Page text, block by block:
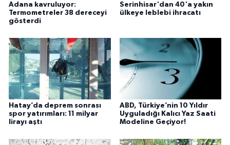
Adana kavruluyor:
Termometreler 38 dereceyi
gösterdi
Serinhisar'dan 40'a yakın
ülkeye leblebi ihracatı
Hatay’da deprem sonrası
spor yatırımları: 11 milyar
lirayı aştı
ABD, Türkiye’nin 10 Yıldır
Uyguladığı Kalıcı Yaz Saati
Modeline Geçiyor!